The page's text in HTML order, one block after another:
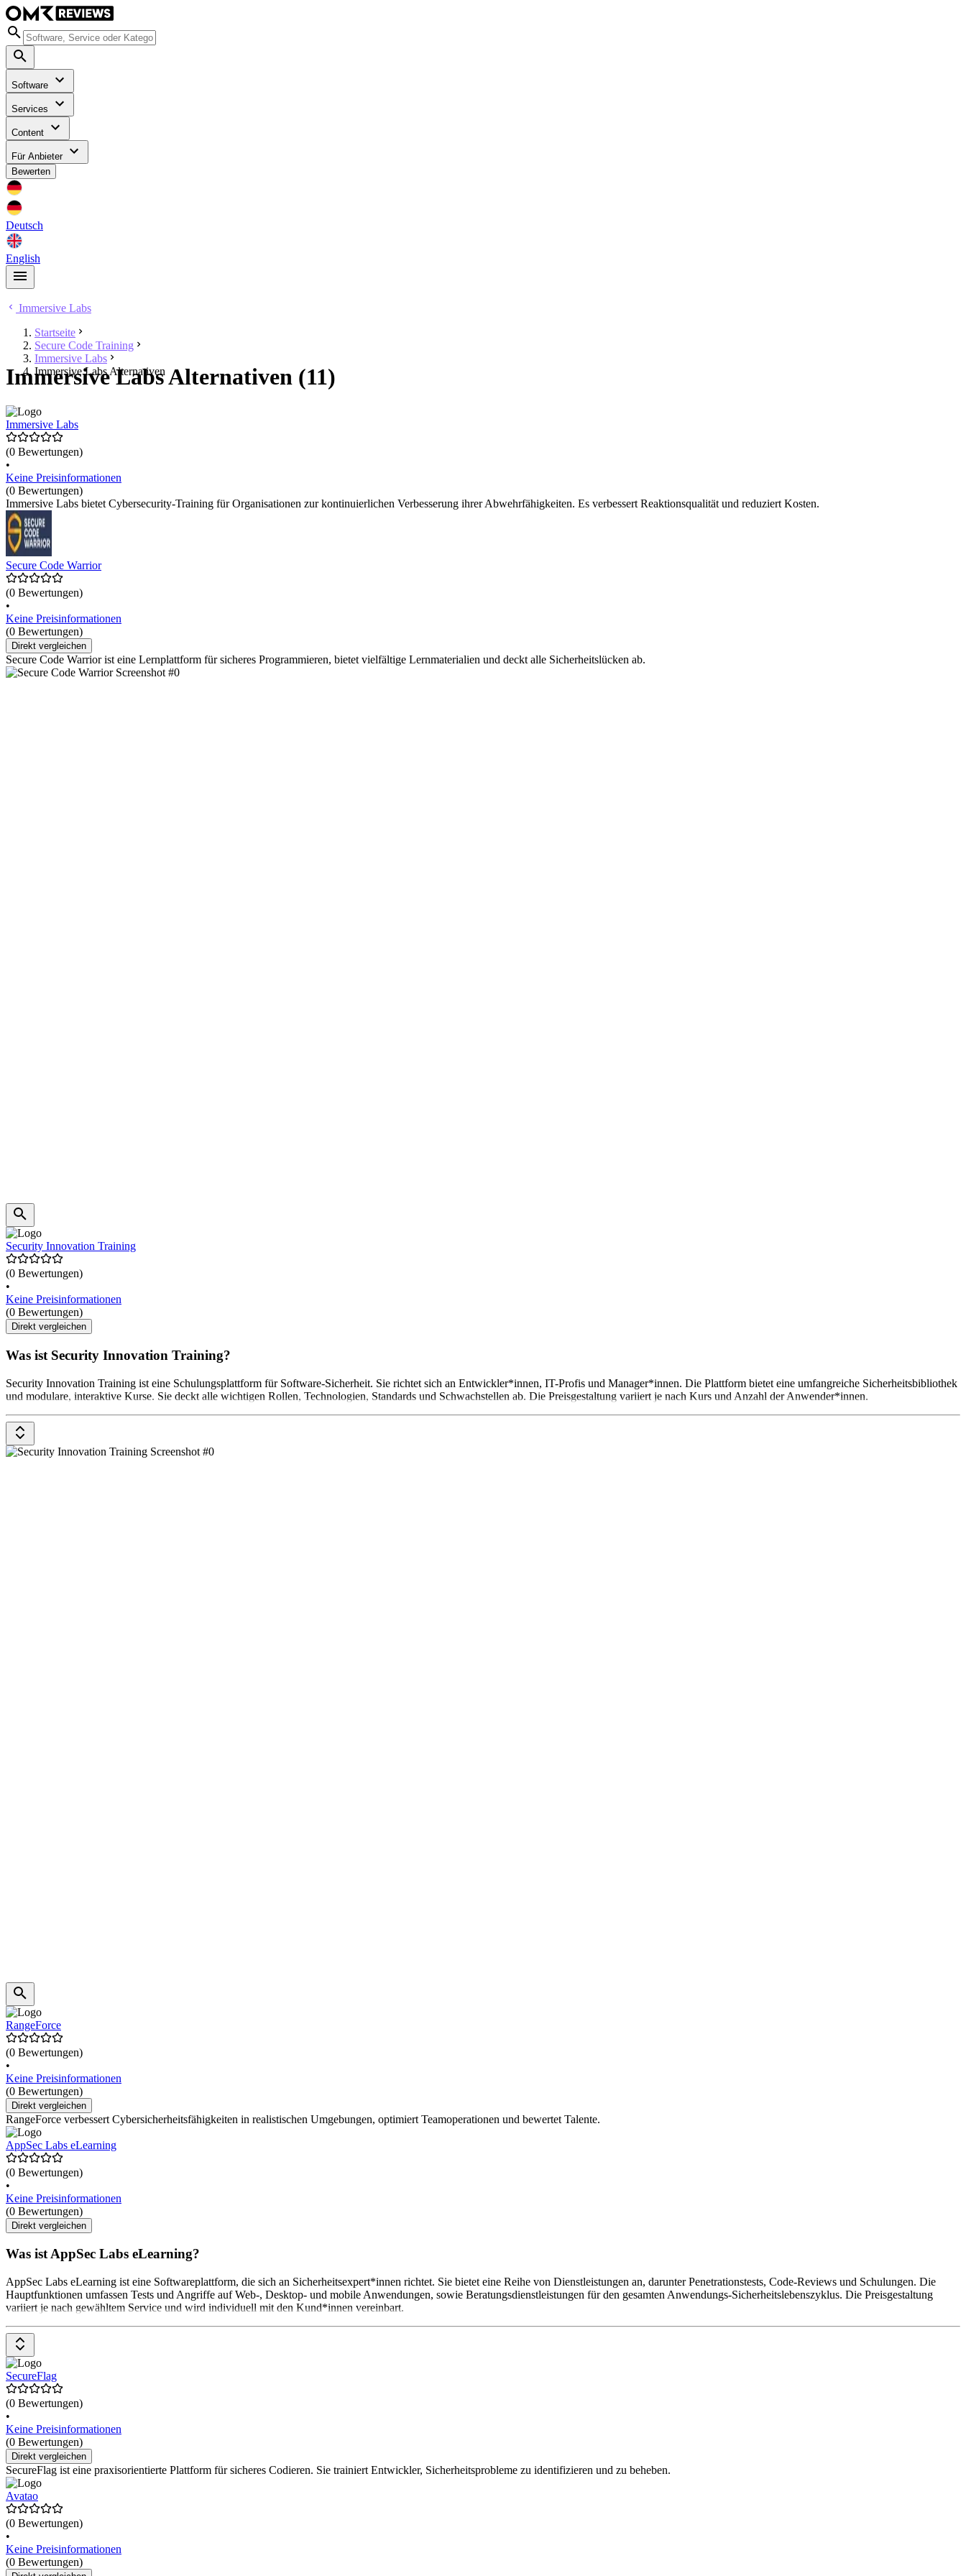
Software
Services
Content
Für Anbieter
Bewerten
Deutsch
English
Immersive Labs
Startseite
Secure Code Training
Immersive Labs
Immersive Labs Alternativen
Immersive Labs Alternativen (11)
Immersive Labs
(0 Bewertungen)
•
Keine Preisinformationen
(0 Bewertungen)
Immersive Labs bietet Cybersecurity-Training für Organisationen zur kontinuierlichen Verbesserung ihrer Abwehrfähigkeiten. Es verbessert Reaktionsqualität und reduziert Kosten.
Secure Code Warrior
(0 Bewertungen)
•
Keine Preisinformationen
(0 Bewertungen)
Direkt vergleichen
Secure Code Warrior ist eine Lernplattform für sicheres Programmieren, bietet vielfältige Lernmaterialien und deckt alle Sicherheitslücken ab.
Security Innovation Training
(0 Bewertungen)
•
Keine Preisinformationen
(0 Bewertungen)
Direkt vergleichen
Was ist Security Innovation Training?
Security Innovation Training ist eine Schulungsplattform für Software-Sicherheit. Sie richtet sich an Entwickler*innen, IT-Profis und Manager*innen. Die Plattform bietet eine umfangreiche Sicherheitsbibliothek
und modulare, interaktive Kurse. Sie deckt alle wichtigen Rollen, Technologien, Standards und Schwachstellen ab. Die Preisgestaltung variiert je nach Kurs und Anzahl der Anwender*innen.
RangeForce
(0 Bewertungen)
•
Keine Preisinformationen
(0 Bewertungen)
Direkt vergleichen
RangeForce verbessert Cybersicherheitsfähigkeiten in realistischen Umgebungen, optimiert Teamoperationen und bewertet Talente.
AppSec Labs eLearning
(0 Bewertungen)
•
Keine Preisinformationen
(0 Bewertungen)
Direkt vergleichen
Was ist AppSec Labs eLearning?
AppSec Labs eLearning ist eine Softwareplattform, die sich an Sicherheitsexpert*innen richtet. Sie bietet eine Reihe von Dienstleistungen an, darunter Penetrationstests, Code-Reviews und Schulungen. Die
Hauptfunktionen umfassen Tests und Angriffe auf Web-, Desktop- und mobile Anwendungen, sowie Beratungsdienstleistungen für den gesamten Anwendungs-Sicherheitslebenszyklus. Die Preisgestaltung
variiert je nach gewähltem Service und wird individuell mit den Kund*innen vereinbart.
SecureFlag
(0 Bewertungen)
•
Keine Preisinformationen
(0 Bewertungen)
Direkt vergleichen
SecureFlag ist eine praxisorientierte Plattform für sicheres Codieren. Sie trainiert Entwickler, Sicherheitsprobleme zu identifizieren und zu beheben.
Avatao
(0 Bewertungen)
•
Keine Preisinformationen
(0 Bewertungen)